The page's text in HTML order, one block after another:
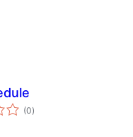
(0कुल
दर)